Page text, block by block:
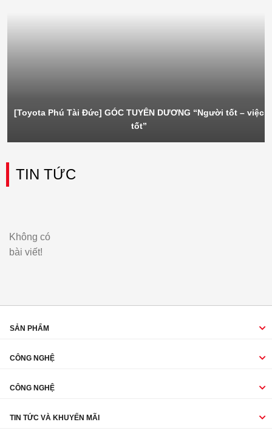
[Toyota Phú Tài Đức] GÓC TUYÊN DƯƠNG “Người tốt – việc
tốt”
TIN TỨC
Không có
bài viết!
SẢN PHẨM
CÔNG NGHỆ
CÔNG NGHỆ
TIN TỨC VÀ KHUYẾN MÃI